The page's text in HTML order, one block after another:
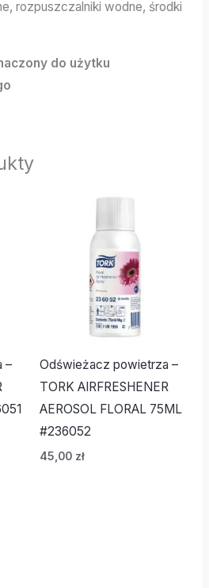
rozpuszczalniki wodne, środki
do użytku
–
Odświeżacz powietrza –
TORK AIRFRESHENER
AEROSOL FLORAL 75ML
#236052
45,00 zł